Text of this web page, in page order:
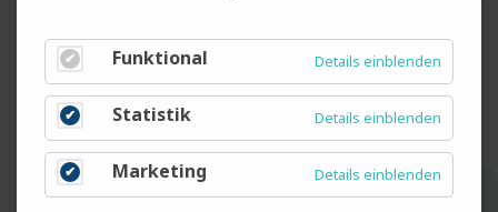
Elektroinstallateur Industrie (m/w/d)
Funktional Details einblenden
Statistik Details einblenden
Marketing Details einblenden